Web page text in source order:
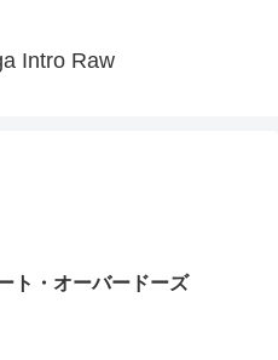
Intro Raw
ト・オーバードーズ